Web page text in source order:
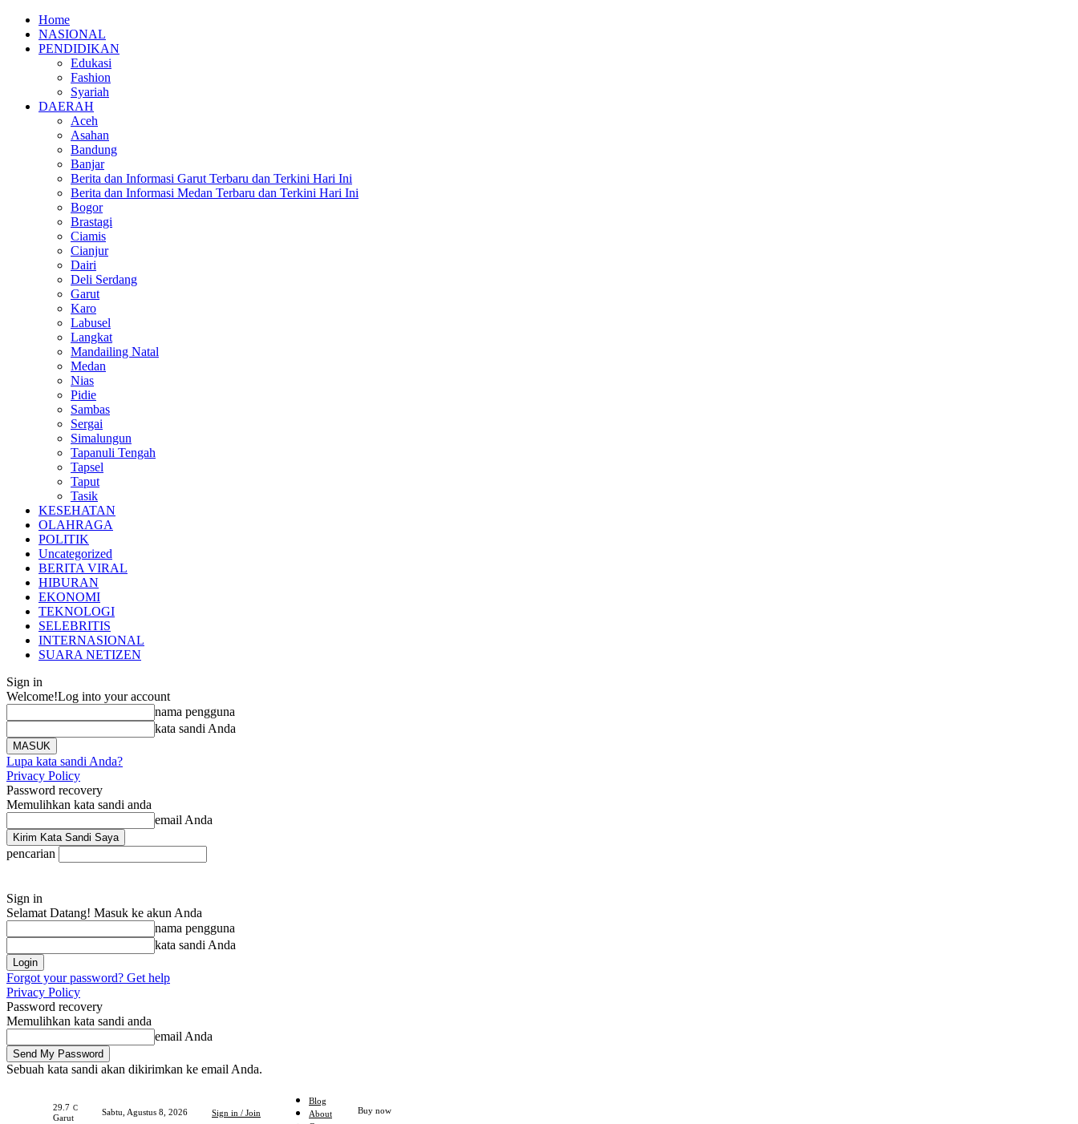
Home
NASIONAL
PENDIDIKAN
Edukasi
Fashion
Syariah
DAERAH
Aceh
Asahan
Bandung
Banjar
Berita dan Informasi Garut Terbaru dan Terkini Hari Ini
Berita dan Informasi Medan Terbaru dan Terkini Hari Ini
Bogor
Brastagi
Ciamis
Cianjur
Dairi
Deli Serdang
Garut
Karo
Labusel
Langkat
Mandailing Natal
Medan
Nias
Pidie
Sambas
Sergai
Simalungun
Tapanuli Tengah
Tapsel
Taput
Tasik
KESEHATAN
OLAHRAGA
POLITIK
Uncategorized
BERITA VIRAL
HIBURAN
EKONOMI
TEKNOLOGI
SELEBRITIS
INTERNASIONAL
SUARA NETIZEN
Sign in
Welcome!Log into your account
nama pengguna
kata sandi Anda
Lupa kata sandi Anda?
Privacy Policy
Password recovery
Memulihkan kata sandi anda
email Anda
pencarian
Sign in
Selamat Datang! Masuk ke akun Anda
nama pengguna
kata sandi Anda
Forgot your password? Get help
Privacy Policy
Password recovery
Memulihkan kata sandi anda
email Anda
Sebuah kata sandi akan dikirimkan ke email Anda.
29.7 C
Garut
Sabtu, Agustus 8, 2026 Sign in / Join
Blog
About
Buy now